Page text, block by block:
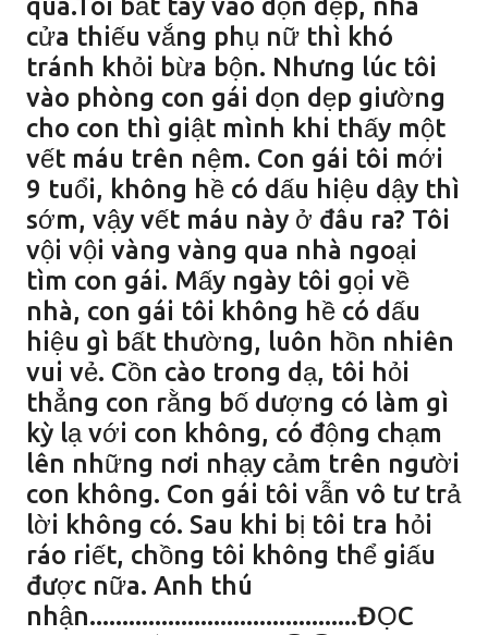
qua.Tôi bắt tay vào dọn dẹp, nhà
cửa thiếu vắng phụ nữ thì khó
tránh khỏi bừa bộn. Nhưng lúc tôi
vào phòng con gái dọn dẹp giường
cho con thì giật mình khi thấy một
vết máu trên nệm. Con gái tôi mới
9 tuổi, không hề có dấu hiệu dậy thì
sớm, vậy vết máu này ở đâu ra? Tôi
vội vội vàng vàng qua nhà ngoại
tìm con gái. Mấy ngày tôi gọi về
nhà, con gái tôi không hề có dấu
hiệu gì bất thường, luôn hồn nhiên
vui vẻ. Cồn cào trong dạ, tôi hỏi
thẳng con rằng bố dượng có làm gì
kỳ lạ với con không, có động chạm
lên những nơi nhạy cảm trên người
con không. Con gái tôi vẫn vô tư trả
lời không có. Sau khi bị tôi tra hỏi
ráo riết, chồng tôi không thể giấu
được nữa. Anh thú
nhận.........................................ĐỌC